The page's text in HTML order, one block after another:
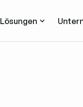
Lösungen